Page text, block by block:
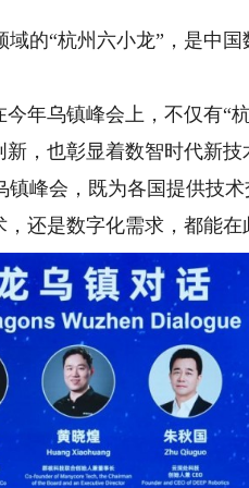
“杭州六小龙”，是中国
乌镇峰会上，不仅有“
，也彰显着数智时代新技
会，既为各国提供技术
还是数字化需求，都能在